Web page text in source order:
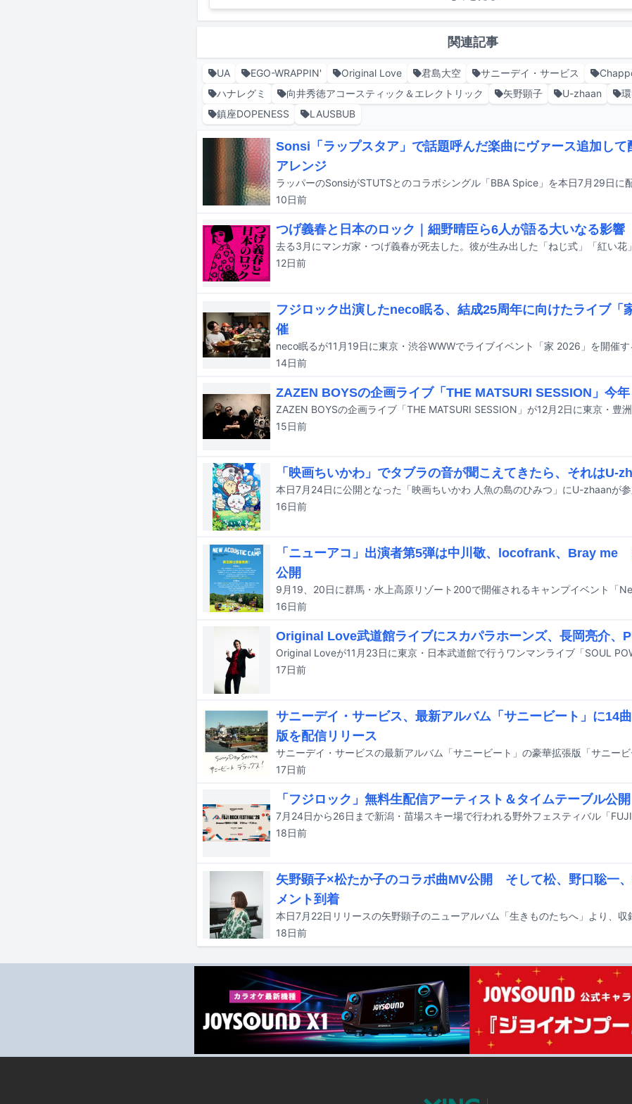
関連記事
UA EGO-WRAPPIN' Original Love 君島大空 サニーデイ・サービス
ハナレグミ
向井秀徳アコースティック＆エレクトリック 矢野顕子 U-zhaan
鎮座DOPENESS
LAUSBUB
Sonsi「ラップスタア」で話題呼んだ楽曲にヴァース追加して
アレンジ
ラッパーのSonsiがSTUTSとのコラボシングル「BBA Spice」を本日7月29日に
10日前
つげ義春と日本のロック｜細野晴臣ら6人が語る大いなる影響
12日前
フジロック出演したneco眠る、結成25周年に向けたライブ「
催
neco眠るが11月19日に東京・渋谷WWWでライブイベント「家 2026」を開催す
14日前
ZAZEN BOYSの企画ライブ「THE MATSURI SESSION」今
15日前
「映画ちいかわ」でタブラの音が聞こえてきたら、それはU-
16日前
「ニューアコ」出演者第5弾は中川敬、locofrank、Bray me
公開
16日前
Original Love武道館ライブにスカパラホーンズ、長岡亮介、
17日前
サニーデイ・サービス、最新アルバム「サニービート」に14
版を配信リリース
17日前
「フジロック」無料生配信アーティスト＆タイムテーブル公開
18日前
矢野顕子×松たか子のコラボ曲MV公開 そして松、野口聡一
メント到着
18日前